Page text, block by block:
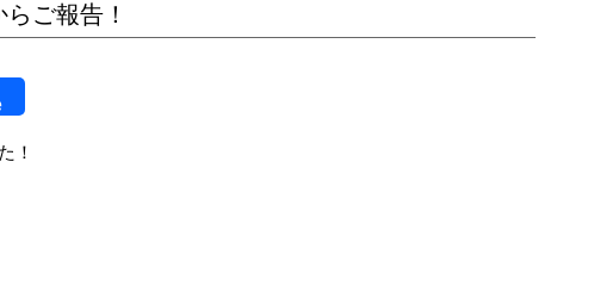
ご報告！
！